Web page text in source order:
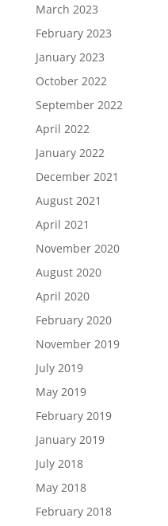
March 2023
February 2023
January 2023
October 2022
September 2022
April 2022
January 2022
December 2021
August 2021
April 2021
November 2020
August 2020
April 2020
February 2020
November 2019
July 2019
May 2019
February 2019
January 2019
July 2018
May 2018
February 2018